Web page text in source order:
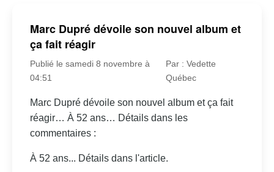
Marc Dupré dévoile son nouvel album et
ça fait réagir
Publié le samedi 8 novembre à
04:51
Par : Vedette
Québec
Marc Dupré dévoile son nouvel album et ça fait
réagir… À 52 ans… Détails dans les
commentaires :
À 52 ans... Détails dans l'article.